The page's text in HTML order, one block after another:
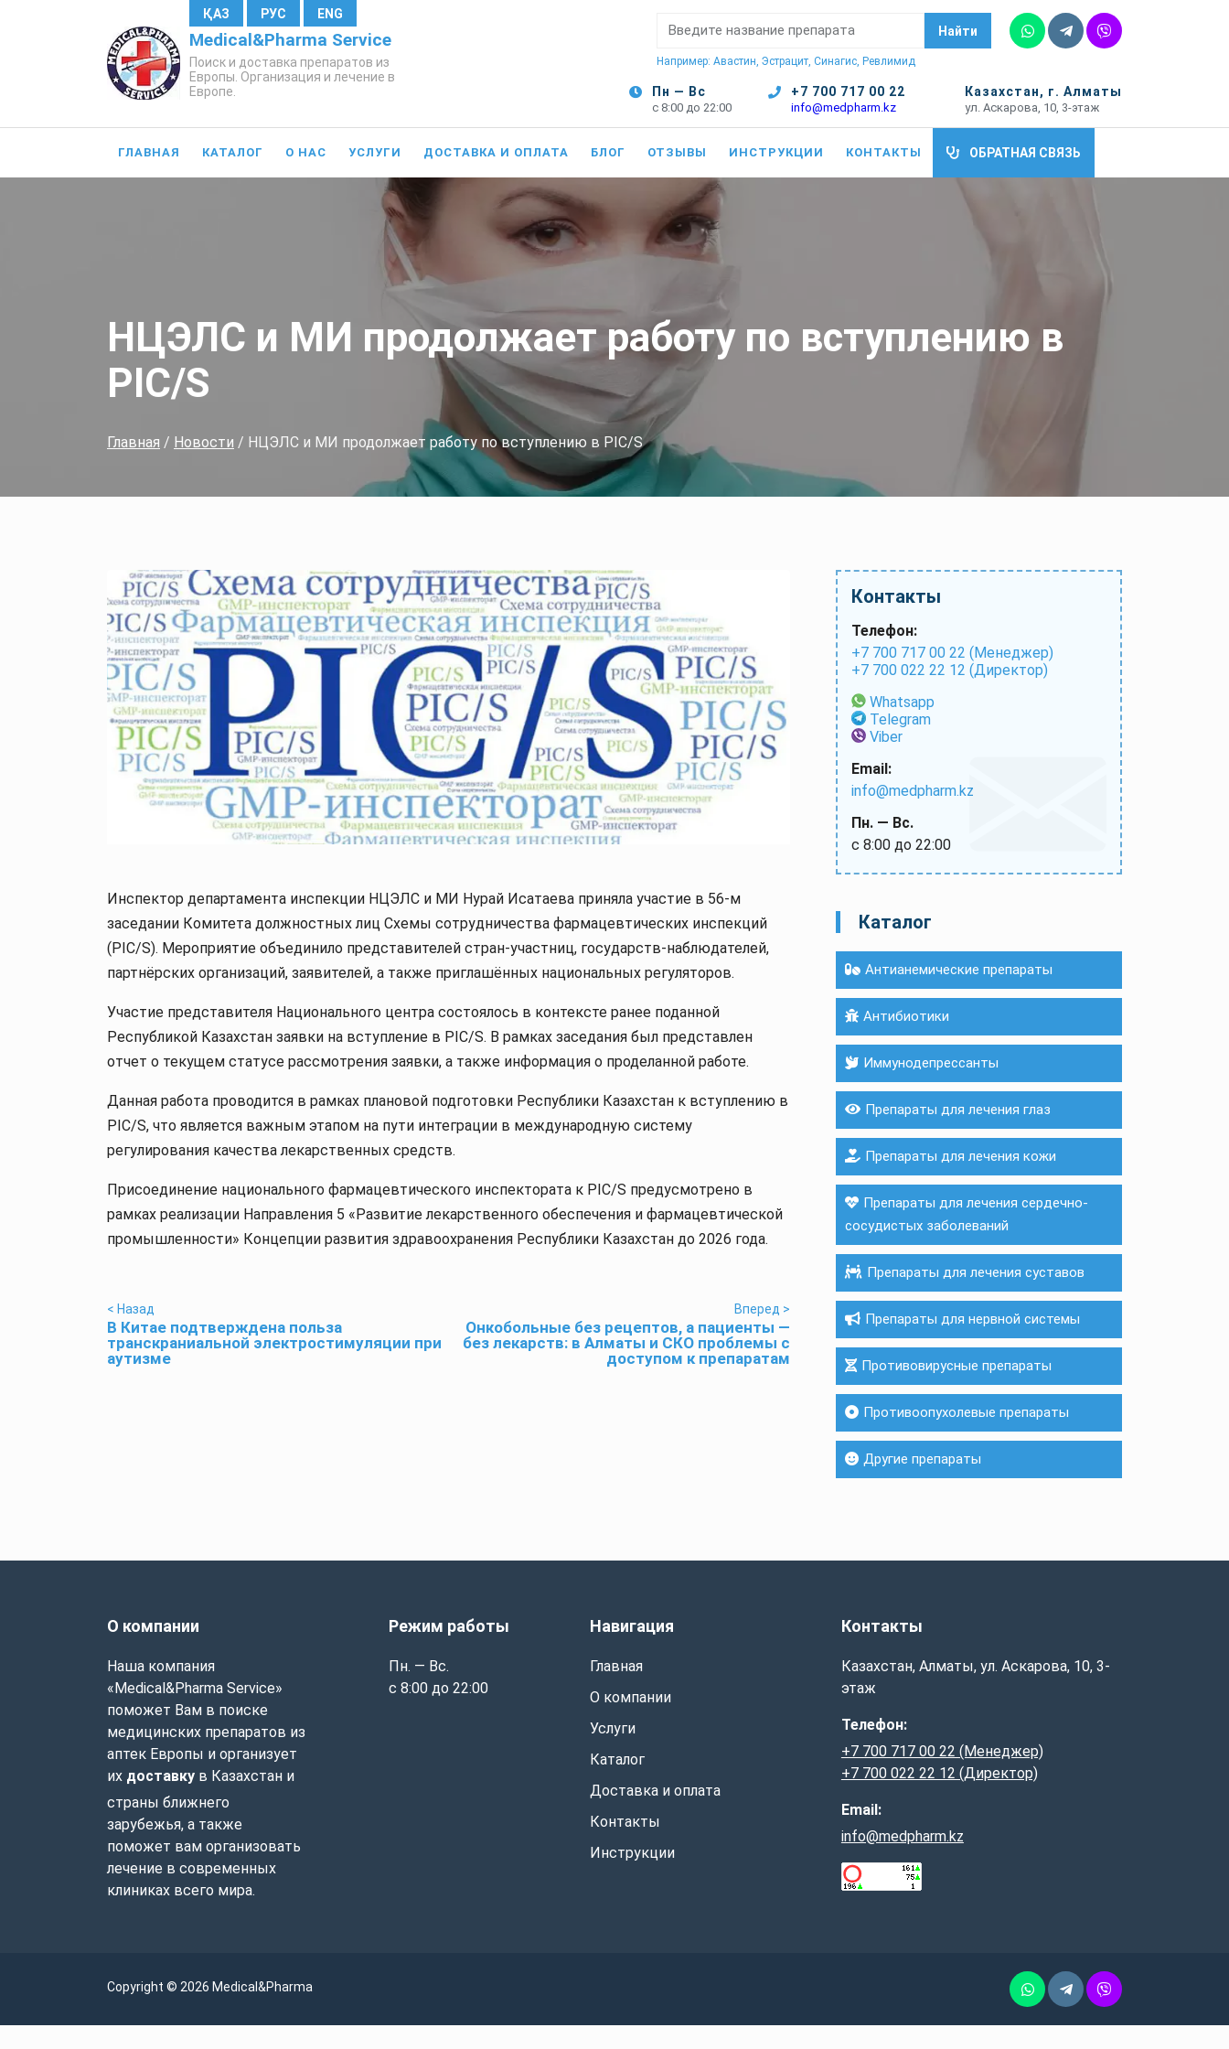
ҚАЗ РУС ENG
Medical&Pharma Service
Поиск и доставка препаратов из
Европы. Организация и лечение в
Европе.
Поиск:
Найти
Например: Авастин, Эстрацит, Синагис, Ревлимид
WhatsappTelegram
Vber
Пн — Вс
с 8:00 до 22:00
+7 700 717 00 22
info@medpharm.kz
Казахстан, г. Алматы
ул. Аскарова, 10, 3-этаж
ГЛАВНАЯ КАТАЛОГ О НАС УСЛУГИ ДОСТАВКА И ОПЛАТА БЛОГ ОТЗЫВЫ ИНСТРУКЦИИ КОНТАКТЫ ОБРАТНАЯ СВЯЗЬ
НЦЭЛС и МИ продолжает работу по вступлению в
PIC/S
Главная / Новости / НЦЭЛС и МИ продолжает работу по вступлению в PIC/S
Инспектор департамента инспекции НЦЭЛС и МИ Нурай Исатаева приняла участие в 56-м
заседании Комитета должностных лиц Схемы сотрудничества фармацевтических инспекций
(PIC/S). Мероприятие объединило представителей стран-участниц, государств-наблюдателей,
партнёрских организаций, заявителей, а также приглашённых национальных регуляторов.
Участие представителя Национального центра состоялось в контексте ранее поданной
Республикой Казахстан заявки на вступление в PIC/S. В рамках заседания был представлен
отчет о текущем статусе рассмотрения заявки, а также информация о проделанной работе.
Данная работа проводится в рамках плановой подготовки Республики Казахстан к вступлению в
PIC/S, что является важным этапом на пути интеграции в международную систему
регулирования качества лекарственных средств.
Присоединение национального фармацевтического инспектората к PIC/S предусмотрено в
рамках реализации Направления 5 «Развитие лекарственного обеспечения и фармацевтической
промышленности» Концепции развития здравоохранения Республики Казахстан до 2026 года.
< Назад
В Китае подтверждена польза
транскраниальной электростимуляции при
аутизме
Вперед >
Онкобольные без рецептов, а пациенты —
без лекарств: в Алматы и СКО проблемы с
доступом к препаратам
Контакты
Телефон:
+7 700 717 00 22 (Менеджер)
+7 700 022 22 12 (Директор)
Whatsapp
Telegram
Viber
Email:
info@medpharm.kz
Пн. — Вс.
с 8:00 до 22:00
Каталог
Антианемические препараты
Антибиотики
Иммунодепрессанты
Препараты для лечения глаз
Препараты для лечения кожи
Препараты для лечения сердечно-
сосудистых заболеваний
Препараты для лечения суставов
Препараты для нервной системы
Противовирусные препараты
Противоопухолевые препараты
Другие препараты
О компании
Наша компания
«Medical&Pharma Service»
поможет Вам в поиске
медицинских препаратов из
аптек Европы и организует
их доставку в Казахстан и
страны ближнего
зарубежья, а также
поможет вам организовать
лечение в современных
клиниках всего мира.
Режим работы
Пн. — Вс.
с 8:00 до 22:00
Навигация
Главная
О компании
Услуги
Каталог
Доставка и оплата
Контакты
Инструкции
Контакты
Казахстан, Алматы, ул. Аскарова, 10, 3-
этаж
Телефон:
+7 700 717 00 22 (Менеджер)
+7 700 022 22 12 (Директор)
Email:
info@medpharm.kz
Copyright © 2026 Medical&Pharma WhatsappTelegramVber